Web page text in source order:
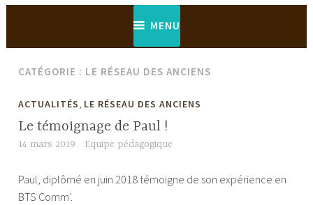
MENU
CATÉGORIE : LE RÉSEAU DES ANCIENS
ACTUALITÉS, LE RÉSEAU DES ANCIENS
Le témoignage de Paul !
14 mars 2019 Equipe pédagogique
Paul, diplômé en juin 2018 témoigne de son expérience en
BTS Comm’.